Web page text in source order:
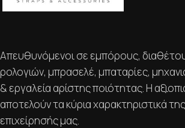
Απευθυνόμενοι σε εμπόρους,
ρολογιών, μπρασελέ, μπαταρίες,
& εργαλεία αρίστης ποιότητας. Η
αποτελούν τα κύρια χαρακτηριστικά
επιχείρησής μας.